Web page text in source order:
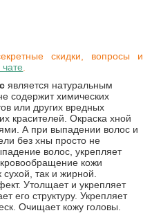
скидки, вопросы и
является натуральным
содержит химических
или других вредных
красителей. Окраска хной
А при выпадении волос и
без хны просто не
волос, укрепляет
кожи
так и жирной.
Утолщает и укрепляет
его структуру. Укрепляет
Очищает кожу головы.